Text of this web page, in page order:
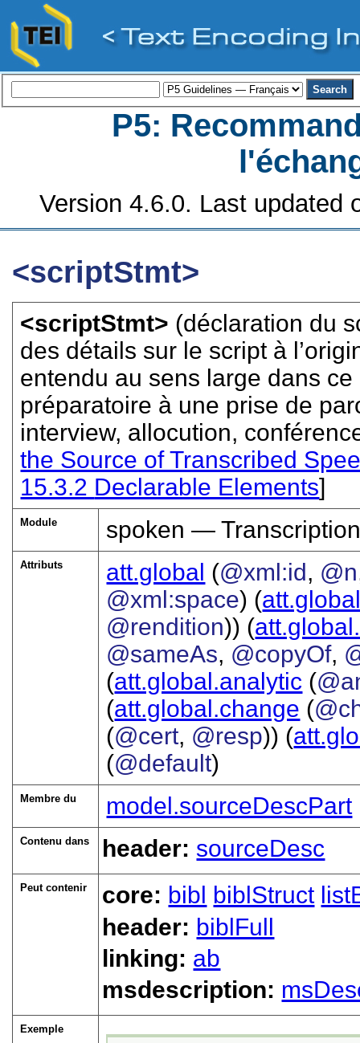
P5:
Version 4.6.0. Last updated
<scriptStmt>
<scriptStmt> (déclaration du
des détails sur le script à
entendu au sens large dans
préparatoire à une prise de
interview, allocution,
the Source of Transcribed
15.3.2 Declarable Elements]
Module spoken —
Attributs att.global (@xml:id, @n
@xml:space) (
@rendition)) (
@sameAs, @copyOf,
(att.global.analytic (
(att.global.change (
(@cert, @resp)) (
(@default)
Membre du model.sourceDescPart
Contenu dans header: sourceDesc
Peut contenir core: bibl biblStruct
header: biblFull
linking: ab
msdescription:
Exemple